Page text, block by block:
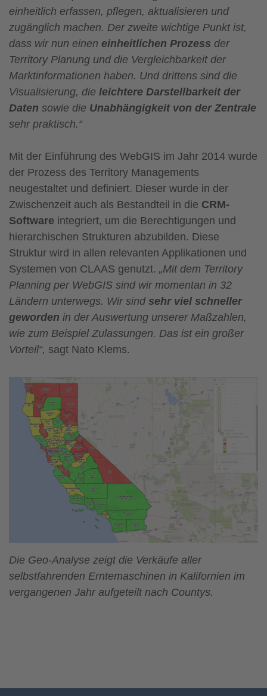
einheitlich erfassen, pflegen, aktualisieren und
zugänglich machen. Der zweite wichtige Punkt ist,
dass wir nun einen einheitlichen Prozess der
Territory Planung und die Vergleichbarkeit der
Marktinformationen haben. Und drittens sind die
Visualisierung, die leichtere Darstellbarkeit der
Daten sowie die Unabhängigkeit von der Zentrale
sehr praktisch.“
Mit der Einführung des WebGIS im Jahr 2014 wurde
der Prozess des Territory Managements
neugestaltet und definiert. Dieser wurde in der
Zwischenzeit auch als Bestandteil in die CRM-
Software integriert, um die Berechtigungen und
hierarchischen Strukturen abzubilden. Diese
Struktur wird in allen relevanten Applikationen und
Systemen von CLAAS genutzt. „Mit dem Territory
Planning per WebGIS sind wir momentan in 32
Ländern unterwegs. Wir sind sehr viel schneller
geworden in der Auswertung unserer Maßzahlen,
wie zum Beispiel Zulassungen. Das ist ein großer
Vorteil“, sagt Nato Klems.
Die Geo-Analyse zeigt die Verkäufe aller
selbstfahrenden Erntemaschinen in Kalifornien im
vergangenen Jahr aufgeteilt nach Countys.